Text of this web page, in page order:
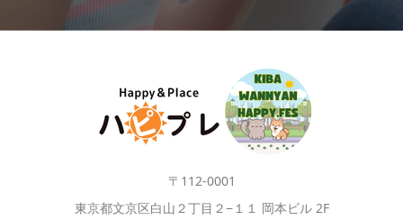
〒112-0001
東京都文京区白山２丁目２−１１ 岡本ビル 2F